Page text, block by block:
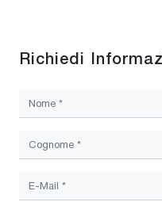
Richiedi